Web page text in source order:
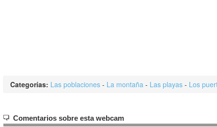
Categorías: Las poblaciones - La montaña - Las playas - Los
Comentarios sobre esta webcam